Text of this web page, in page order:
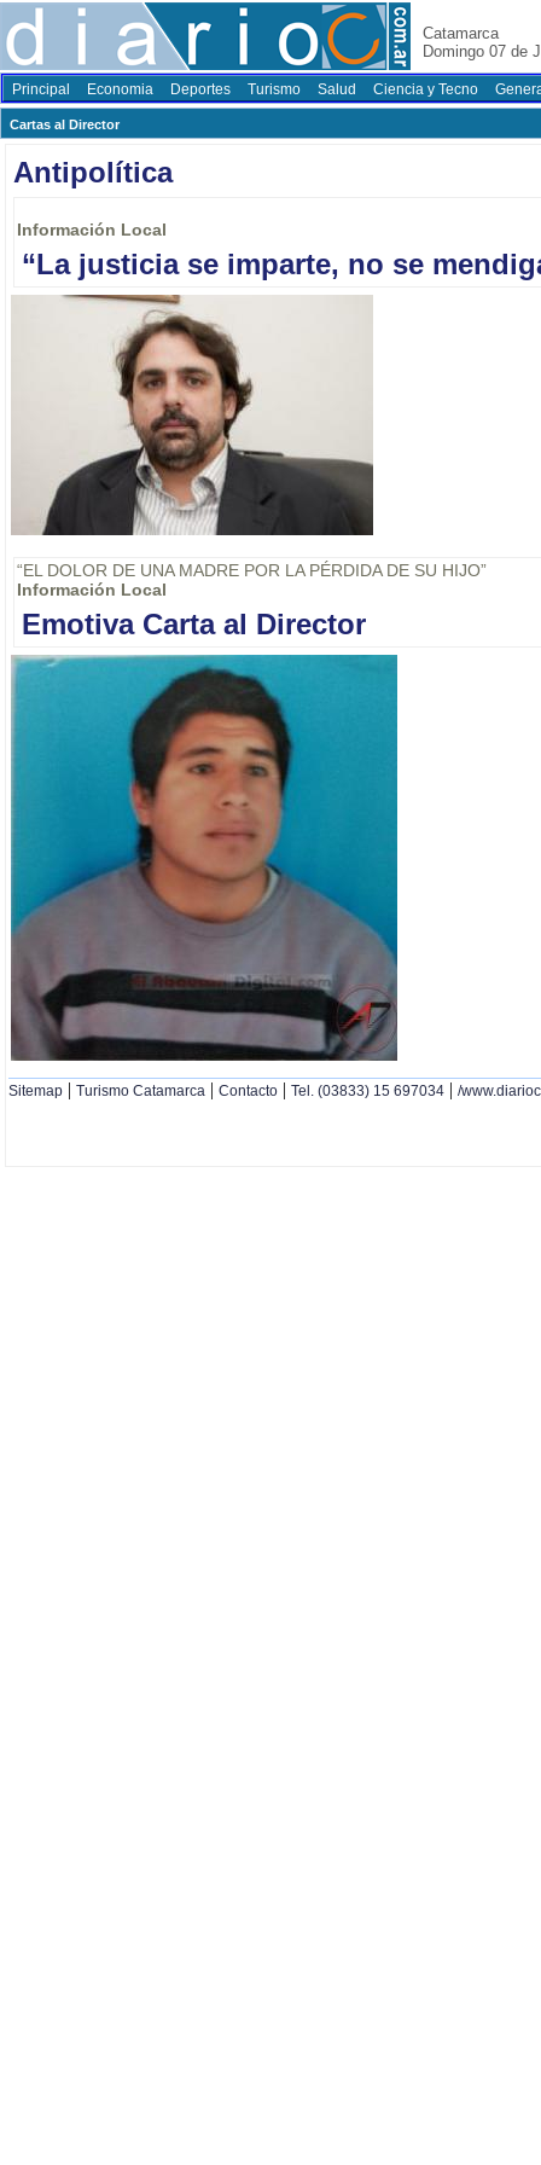
Catamarca
Domingo 07 de
Principal Economia Deportes Turismo Salud Ciencia y Tecno
Cartas al Director
Antipolítica
Información Local
“La justicia se imparte, no se
“EL DOLOR DE UNA MADRE POR LA PÉRDIDA DE SU HIJO”
Información Local
Emotiva Carta al Director
Sitemap | Turismo Catamarca | Contacto | Tel. (03833) 15 697034 | /